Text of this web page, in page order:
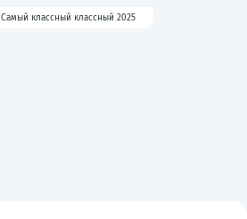
Самый классный классный 2025